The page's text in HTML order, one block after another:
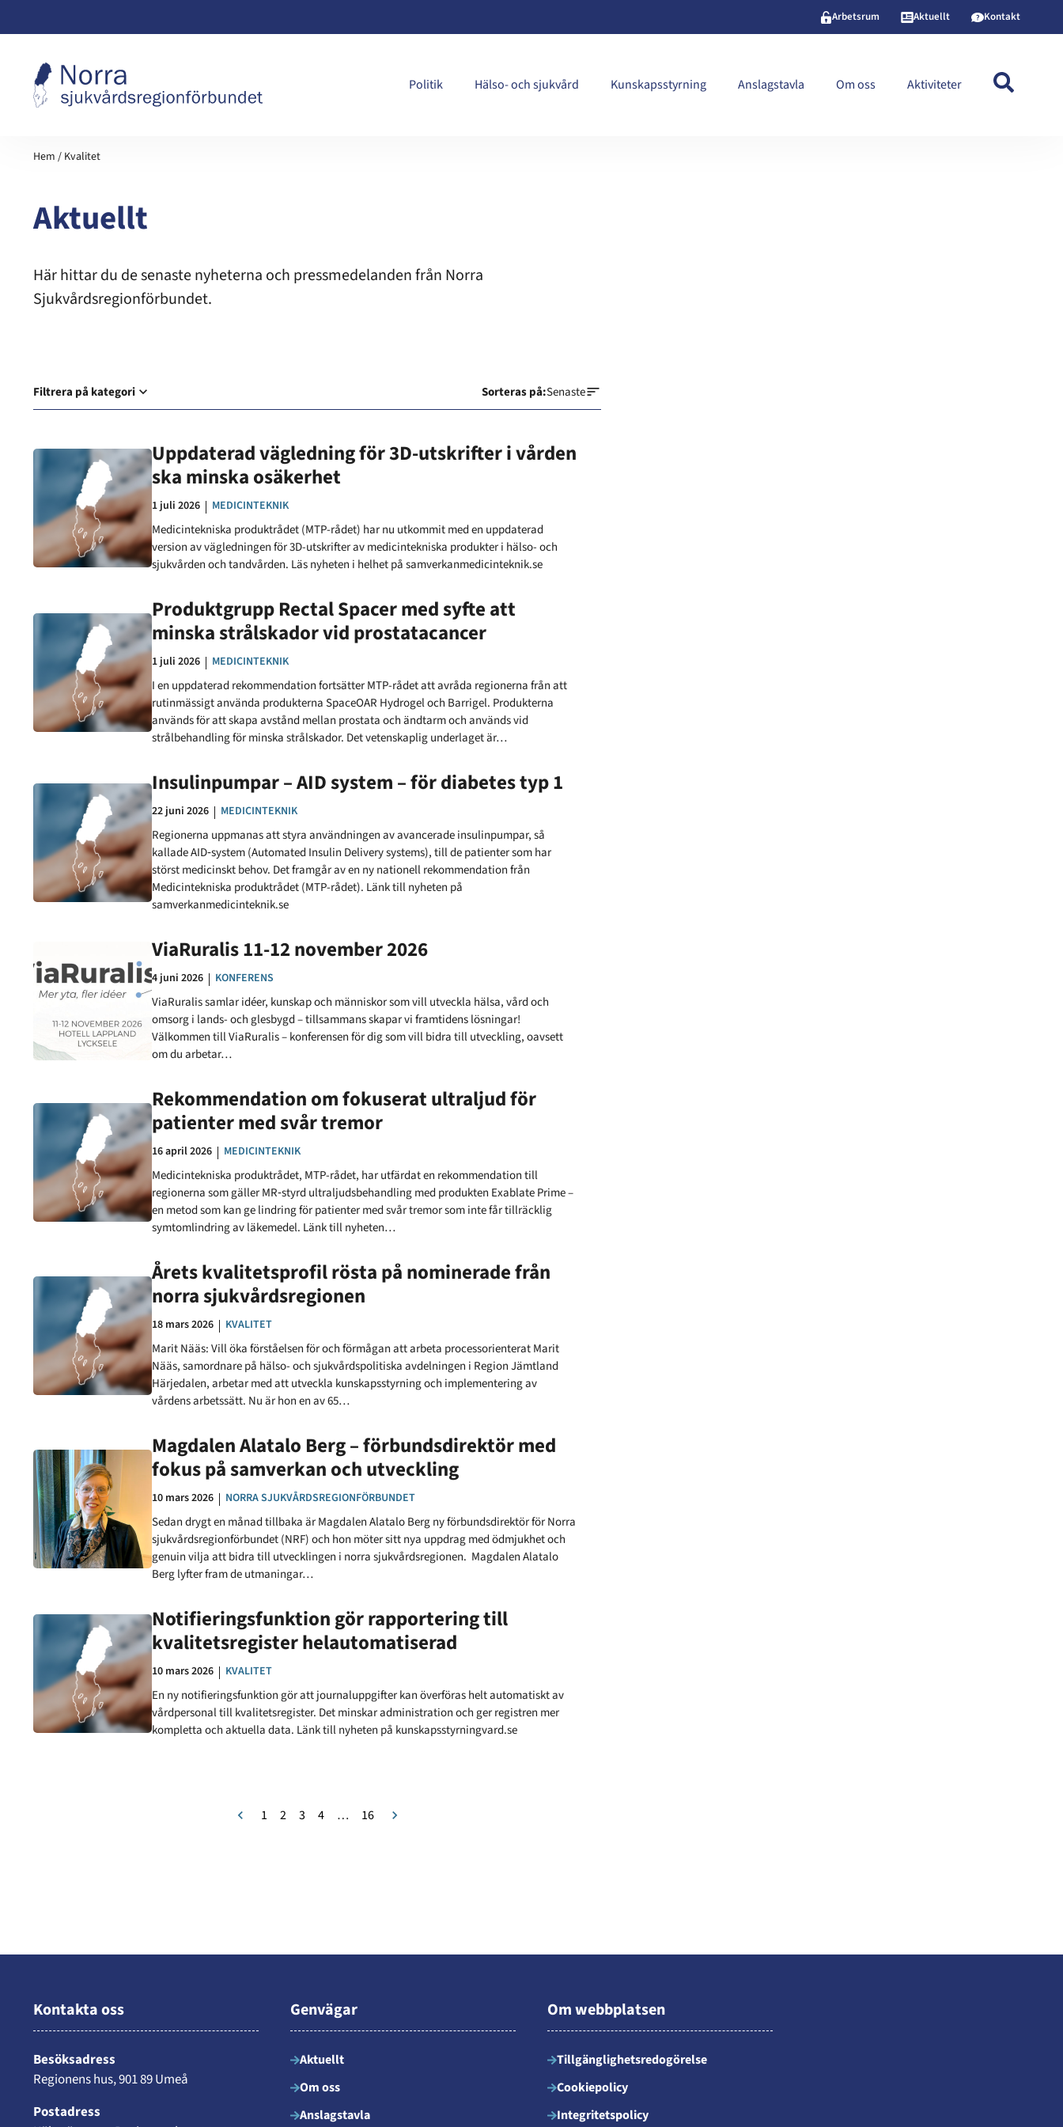
Arbetsrum Aktuellt Kontakt
Politik Hälso- och sjukvård Kunskapsstyrning Anslagstavla Om oss Aktiviteter
Hem / Kvalitet
Aktuellt
Här hittar du de senaste nyheterna och pressmedelanden från Norra
Sjukvårdsregionförbundet.
Filtrera på kategori Sorteras på:Senaste
Uppdaterad vägledning för 3D-utskrifter i vården
ska minska osäkerhet
Datum:
1 juli 2026 KATEGORI:
MEDICINTEKNIK
Medicintekniska produktrådet (MTP-rådet) har nu utkommit med en uppdaterad
version av vägledningen för 3D-utskrifter av medicintekniska produkter i hälso- och
sjukvården och tandvården. Läs nyheten i helhet på samverkanmedicinteknik.se
Produktgrupp Rectal Spacer med syfte att
minska strålskador vid prostatacancer
Datum:
1 juli 2026 KATEGORI:
MEDICINTEKNIK
I en uppdaterad rekommendation fortsätter MTP-rådet att avråda regionerna från att
rutinmässigt använda produkterna SpaceOAR Hydrogel och Barrigel. Produkterna
används för att skapa avstånd mellan prostata och ändtarm och används vid
strålbehandling för minska strålskador. Det vetenskaplig underlaget är…
Insulinpumpar – AID system – för diabetes typ 1
Datum:
22 juni 2026 KATEGORI:
MEDICINTEKNIK
Regionerna uppmanas att styra användningen av avancerade insulinpumpar, så
kallade AID‑system (Automated Insulin Delivery systems), till de patienter som har
störst medicinskt behov. Det framgår av en ny nationell rekommendation från
Medicintekniska produktrådet (MTP-rådet). Länk till nyheten på
samverkanmedicinteknik.se
ViaRuralis 11-12 november 2026
Datum:
4 juni 2026 KATEGORI:
KONFERENS
ViaRuralis samlar idéer, kunskap och människor som vill utveckla hälsa, vård och
omsorg i lands- och glesbygd – tillsammans skapar vi framtidens lösningar!
Välkommen till ViaRuralis – konferensen för dig som vill bidra till utveckling, oavsett
om du arbetar…
Rekommendation om fokuserat ultraljud för
patienter med svår tremor
Datum:
16 april 2026 KATEGORI:
MEDICINTEKNIK
Medicintekniska produktrådet, MTP-rådet, har utfärdat en rekommendation till
regionerna som gäller MR‑styrd ultraljudsbehandling med produkten Exablate Prime –
en metod som kan ge lindring för patienter med svår tremor som inte får tillräcklig
symtomlindring av läkemedel. Länk till nyheten…
Årets kvalitetsprofil rösta på nominerade från
norra sjukvårdsregionen
Datum:
18 mars 2026 KATEGORI:
KVALITET
Marit Nääs: Vill öka förståelsen för och förmågan att arbeta processorienterat Marit
Nääs, samordnare på hälso- och sjukvårdspolitiska avdelningen i Region Jämtland
Härjedalen, arbetar med att utveckla kunskapsstyrning och implementering av
vårdens arbetssätt. Nu är hon en av 65…
Magdalen Alatalo Berg – förbundsdirektör med
fokus på samverkan och utveckling
Datum:
10 mars 2026 KATEGORI:
NORRA SJUKVÅRDSREGIONFÖRBUNDET
Sedan drygt en månad tillbaka är Magdalen Alatalo Berg ny förbundsdirektör för Norra
sjukvårdsregionförbundet (NRF) och hon möter sitt nya uppdrag med ödmjukhet och
genuin vilja att bidra till utvecklingen i norra sjukvårdsregionen. Magdalen Alatalo
Berg lyfter fram de utmaningar…
Notifieringsfunktion gör rapportering till
kvalitetsregister helautomatiserad
Datum:
10 mars 2026 KATEGORI:
KVALITET
En ny notifieringsfunktion gör att journaluppgifter kan överföras helt automatiskt av
vårdpersonal till kvalitetsregister. Det minskar administration och ger registren mer
kompletta och aktuella data. Länk till nyheten på kunskapsstyrningvard.se
1 2 3 4 … 16
Kontakta oss
Besöksadress
Regionens hus, 901 89 Umeå
Postadress
Genvägar
Aktuellt
Om oss
Anslagstavla
Om webbplatsen
Tillgänglighetsredogörelse
Cookiepolicy
Integritetspolicy